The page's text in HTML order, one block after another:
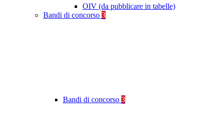
OIV (da pubblicare in tabelle)
Bandi di concorso 3
Bandi di concorso 3